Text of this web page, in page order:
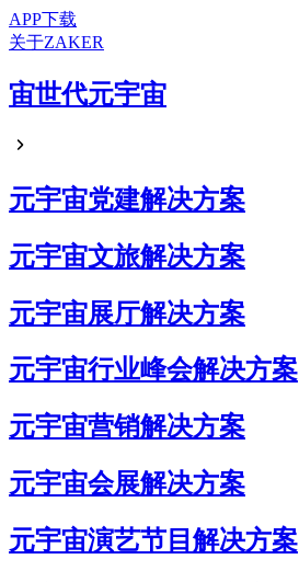
APP下载
关于ZAKER
宙世代元宇宙
元宇宙党建解决方案
元宇宙文旅解决方案
元宇宙展厅解决方案
元宇宙行业峰会解决方案
元宇宙营销解决方案
元宇宙会展解决方案
元宇宙演艺节目解决方案